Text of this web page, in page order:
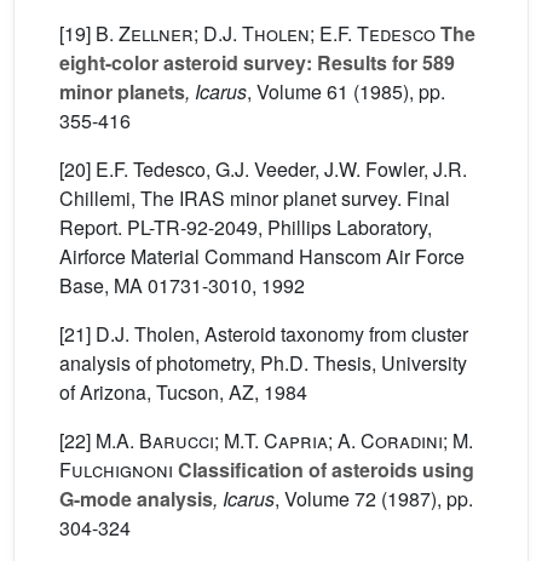
[19] B. Zellner; D.J. Tholen; E.F. TedescoThe
eight-color asteroid survey: Results for 589
minor planets, Icarus, Volume 61 (1985), pp.
355-416
[20] E.F. Tedesco, G.J. Veeder, J.W. Fowler, J.R.
Chillemi, The IRAS minor planet survey. Final
Report. PL-TR-92-2049, Phillips Laboratory,
Airforce Material Command Hanscom Air Force
Base, MA 01731-3010, 1992
[21] D.J. Tholen, Asteroid taxonomy from cluster
analysis of photometry, Ph.D. Thesis, University
of Arizona, Tucson, AZ, 1984
[22] M.A. Barucci; M.T. Capria; A. Coradini; M.
Fulchignoni Classification of asteroids using
G-mode analysis, Icarus, Volume 72 (1987), pp.
304-324